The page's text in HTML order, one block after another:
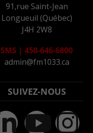
91,rue Saint-Jean
Longueuil (Québec)
J4H 2W8
SMS | 450-646-6800
admin@fm1033.ca
SUIVEZ-NOUS